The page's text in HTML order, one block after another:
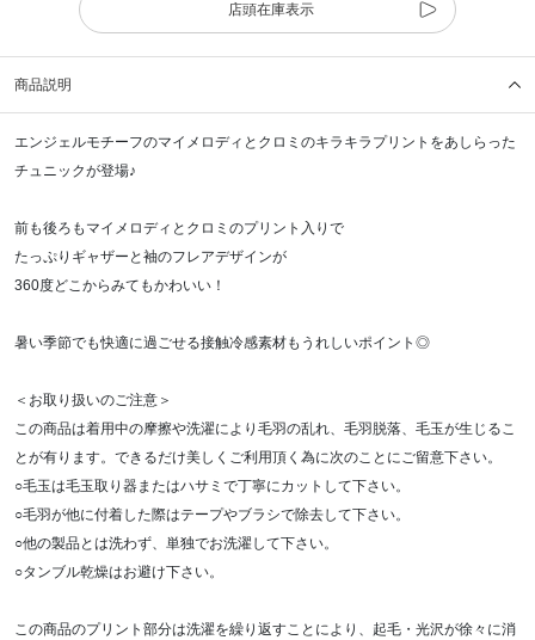
店頭在庫表示
商品説明
エンジェルモチーフのマイメロディとクロミのキラキラプリントをあしらった
チュニックが登場♪
前も後ろもマイメロディとクロミのプリント入りで
たっぷりギャザーと袖のフレアデザインが
360度どこからみてもかわいい！
暑い季節でも快適に過ごせる接触冷感素材もうれしいポイント◎
＜お取り扱いのご注意＞
この商品は着用中の摩擦や洗濯により毛羽の乱れ、毛羽脱落、毛玉が生じるこ
とが有ります。できるだけ美しくご利用頂く為に次のことにご留意下さい。
○毛玉は毛玉取り器またはハサミで丁寧にカットして下さい。
○毛羽が他に付着した際はテープやブラシで除去して下さい。
○他の製品とは洗わず、単独でお洗濯して下さい。
○タンブル乾燥はお避け下さい。
この商品のプリント部分は洗濯を繰り返すことにより、起毛・光沢が徐々に消